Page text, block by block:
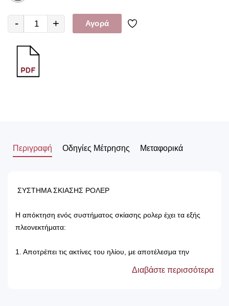
- + Αγορά
Περιγραφή Οδηγίες Μέτρησης Μεταφορικά
ΣΥΣΤΗΜΑ ΣΚΙΑΣΗΣ ΡΟΛΕΡ
Η απόκτηση ενός συστήματος σκίασης ρολερ έχει τα εξής
πλεονεκτήματα:
1. Αποτρέπει τις ακτίνες του ηλίου, με αποτέλεσμα την
2. Δεν χρειάζονται πλύσιμο, καθώς καθαρίζονται μόνο με ένα
Διαβάστε περισσότερα